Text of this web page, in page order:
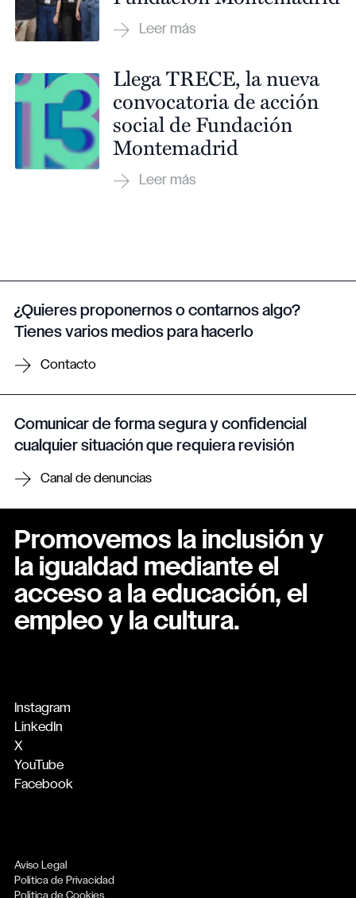
Llega TRECE, la nueva
convocatoria de acción
social de Fundación
Montemadrid
¿Quieres proponernos o contarnos algo?
Tienes varios medios para hacerlo
Contacto
Comunicar de forma segura y confidencial
cualquier situación que requiera revisión
Canal de denuncias
Promovemos la inclusión y
la igualdad mediante el
acceso a la educación, el
empleo y la cultura.
Instagram
LinkedIn
X
YouTube
Facebook
Aviso Legal
Política de Privacidad
Política de Cookies